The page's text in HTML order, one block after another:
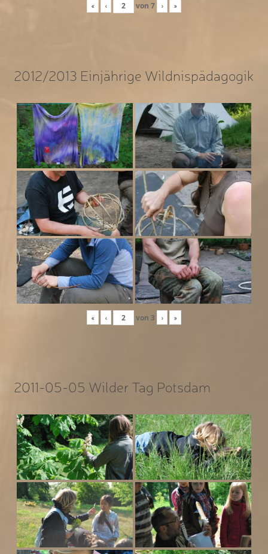
« ‹ von 7 › »
2012/2013 Einjährige Wildnispädagogik
« ‹ von 3 › »
2011-05-05 Wilder Tag Potsdam